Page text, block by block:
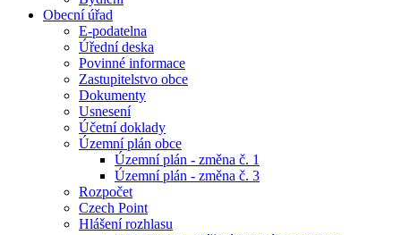
Obecní úřad
E-podatelna
Úřední deska
Povinné informace
Zastupitelstvo obce
Dokumenty
Usnesení
Účetní doklady
Územní plán obce
Územní plán - změna č. 1
Územní plán - změna č. 3
Rozpočet
Czech Point
Hlášení rozhlasu